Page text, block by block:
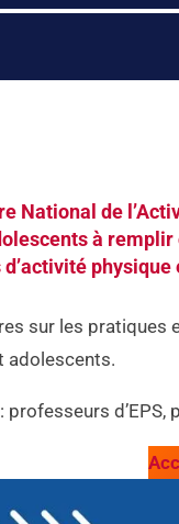
National de
à
d’activité
sur les pratiques
adolescents.
professeurs